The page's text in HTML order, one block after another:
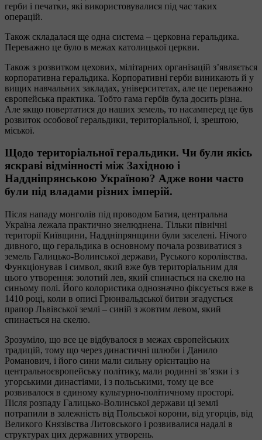
герби і печатки, які використовувалися під час таких
операцій.
Також складалася ще одна система – церковна геральдика.
Переважно це було в межах католицької церкви.
Також з розвитком цехових, мілітарних організацій з’являється
корпоративна геральдика. Корпоративні герби виникають й у
вищих навчальних закладах, університетах, але це переважно
європейська практика. Тобто гама гербів була досить різна.
Але якщо повертатися до наших земель, то насамперед це був
розвиток особової геральдики, територіальної, і, зрештою,
міської.
Щодо територіальної геральдики. Чи були якісь
яскраві відмінності між Західною і
Наддніпрянською Україною? Адже вони часто
були під владами різних імперій.
Після нападу монголів під проводом Батия, центральна
Україна лежала практично знелюднена. Тільки північні
території Київщини, Наддніпрянщини були заселені. Нічого
дивного, що геральдика в основному почала розвиватися з
земель Галицько-Волинської держави, Руського королівства.
Функціонував і символ, який вже був територіальним для
цього утворення: золотий лев, який спинається на скелю на
синьому полі. Його колористика однозначно фіксується вже в
1410 році, коли в описі Грюнвальдської битви згадується
прапор Львівської землі – синій з жовтим левом, який
спинається на скелю.
Зрозуміло, що все це відбувалося в межах європейських
традицій, тому що через династичні шлюби і Данило
Романович, і його сини мали сильну орієнтацію на
центральноєвропейську політику, мали родинні зв’язки і з
угорськими династіями, і з польськими, тому це все
розвивалося в єдиному культурно-політичному просторі.
Після розпаду Галицько-Волинської держави ці землі
потрапили в залежність від Польської корони, від угорців, від
Великого Князівства Литовського і розвивалися надалі в
структурах цих державних утворень.